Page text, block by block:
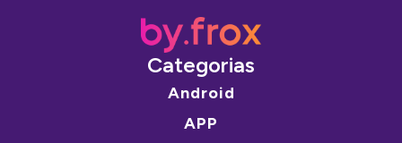
Categorias
Android
APP